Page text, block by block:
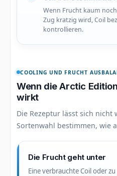
Wenn Frucht kaum
Zug kratzig wird, Coil
kontrollieren.
COOLING UND FRUCHT
Wenn die Arctic
wirkt
Die Rezeptur lässt sich nicht
Sortenwahl bestimmen, wie
Die Frucht geht unter
Eine verbrauchte Coil oder